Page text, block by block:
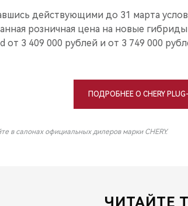
действующими до 31 марта
розничная цена на новые гибриды
от 3 409 000 рублей и от 3 749 000
ПОДРОБНЕЕ О CHERY
в салонах официальных дилеров марки CHERY.
ЧИТАЙТЕ